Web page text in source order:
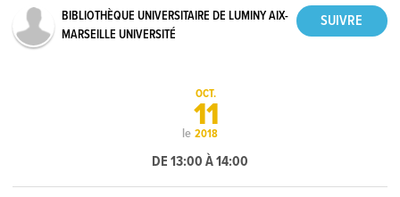
BIBLIOTHÈQUE UNIVERSITAIRE DE LUMINY AIX-
MARSEILLE UNIVERSITÉ
le
OCT.
11
2018
DE 13:00 À 14:00